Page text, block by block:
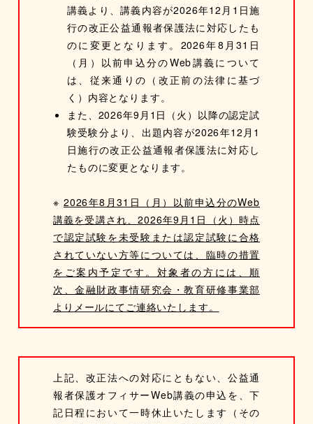
講義より、講義内容が2026年12月1日施
行の改正公益通報者保護法に対応したも
のに変更となります。2026年8月31日
（月）以前申込分のWeb講義について
は、従来通りの（改正前の法律に基づ
く）内容となります。
また、2026年9月1日（火）以降の認定試
験受験分より、出題内容が2026年12月1
日施行の改正公益通報者保護法に対応し
たものに変更となります。
※ 2026年8月31日（月）以前申込分のWeb
講義を受講され、2026年9月1日（火）時点
で認定試験を未受験または認定試験に合格
されていない方等については、臨時の措置
をご案内予定です。対象者の方には、順
次、金融財政事情研究会・教育研修事業部
よりメールにてご連絡いたします。
上記、改正法への対応にともない、公益通
報者保護オフィサーWeb講義の申込を、下
記日程において一時休止いたします（その